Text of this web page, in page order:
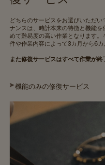
どちらのサービスをお選びいただ
ナンスは、時計本来の特徴と機能
めて難易度の高い作業となります
件や作業内容によって3カ月から6カ
また修復サービスはすべて作業が終
機能のみの修復サービス